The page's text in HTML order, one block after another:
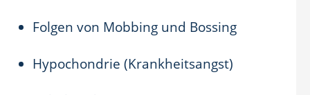
Folgen von Mobbing und Bossing
Hypochondrie (Krankheitsangst)